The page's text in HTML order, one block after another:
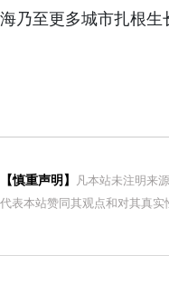
海乃至更多城市扎根生
【慎重声明】
凡本站未注明来
代表本站赞同其观点和对其真